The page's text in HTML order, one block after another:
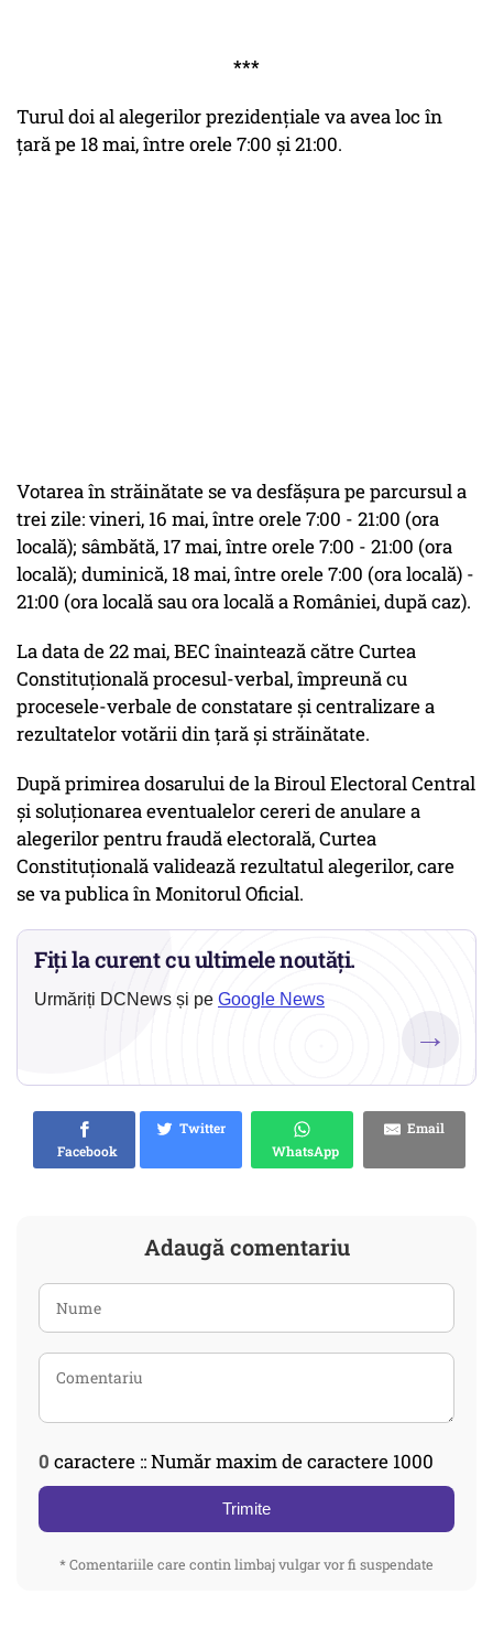
***
Turul doi al alegerilor prezidențiale va avea loc în
țară pe 18 mai, între orele 7:00 și 21:00.
Votarea în străinătate se va desfășura pe parcursul a
trei zile: vineri, 16 mai, între orele 7:00 - 21:00 (ora
locală); sâmbătă, 17 mai, între orele 7:00 - 21:00 (ora
locală); duminică, 18 mai, între orele 7:00 (ora locală) -
21:00 (ora locală sau ora locală a României, după caz).
La data de 22 mai, BEC înaintează către Curtea
Constituțională procesul-verbal, împreună cu
procesele-verbale de constatare și centralizare a
rezultatelor votării din țară și străinătate.
După primirea dosarului de la Biroul Electoral Central
și soluționarea eventualelor cereri de anulare a
alegerilor pentru fraudă electorală, Curtea
Constituțională validează rezultatul alegerilor, care
se va publica în Monitorul Oficial.
Fiți la curent cu ultimele noutăți.
Urmăriți DCNews și pe Google News
→
Facebook
Twitter
WhatsApp
Email
Adaugă comentariu
0 caractere :: Număr maxim de caractere 1000
Trimite
* Comentariile care contin limbaj vulgar vor fi suspendate